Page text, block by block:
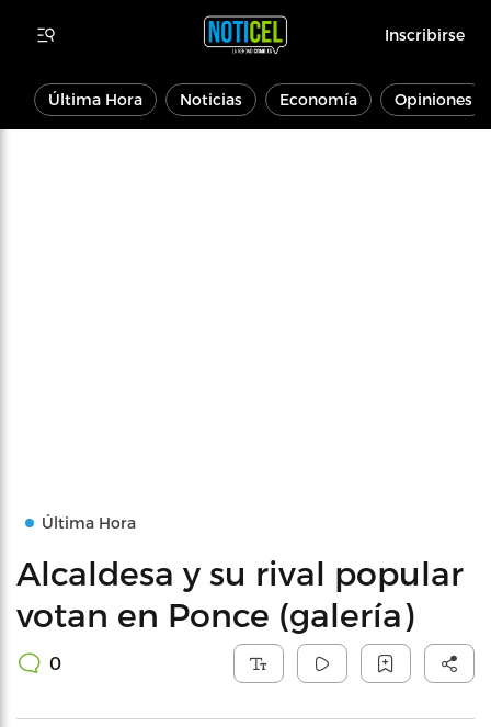
Inscribirse
Última Hora Noticias Economía Opiniones
Última Hora
Alcaldesa y su rival popular
votan en Ponce (galería)
0